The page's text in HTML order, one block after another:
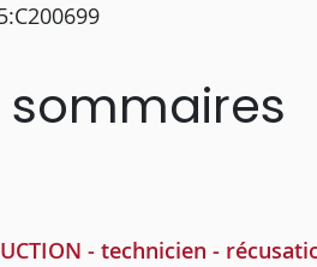
sommaires
- technicien -